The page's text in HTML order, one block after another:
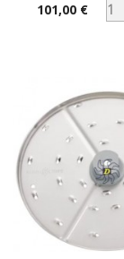
Prix101,00 €